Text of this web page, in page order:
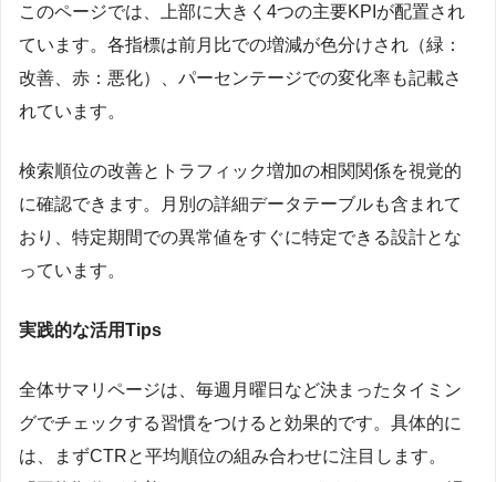
このページでは、上部に大きく4つの主要KPIが配置され
ています。各指標は前月比での増減が色分けされ（緑：
改善、赤：悪化）、パーセンテージでの変化率も記載さ
れています。
検索順位の改善とトラフィック増加の相関関係を視覚的
に確認できます。月別の詳細データテーブルも含まれて
おり、特定期間での異常値をすぐに特定できる設計とな
っています。
実践的な活用Tips
全体サマリページは、毎週月曜日など決まったタイミン
グでチェックする習慣をつけると効果的です。具体的に
は、まずCTRと平均順位の組み合わせに注目します。